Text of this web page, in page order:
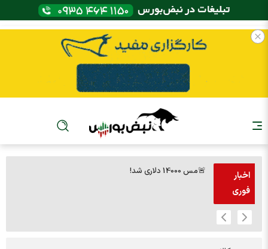
اخبار
فوری
🚨مس 14000 دلاری شد!